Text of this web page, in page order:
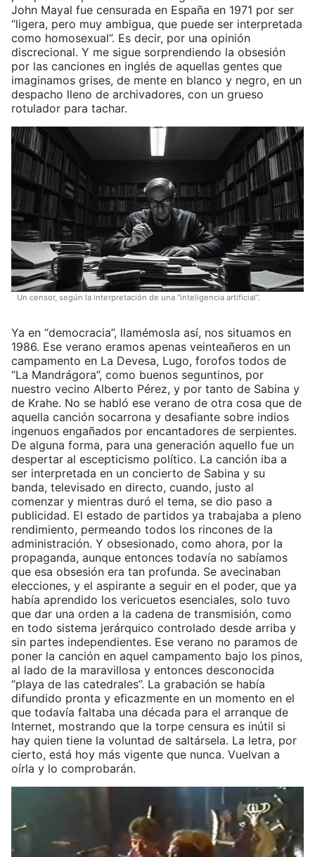
John Mayal fue censurada en España en 1971 por ser
“ligera, pero muy ambigua, que puede ser interpretada
como homosexual”. Es decir, por una opinión
discrecional. Y me sigue sorprendiendo la obsesión
por las canciones en inglés de aquellas gentes que
imaginamos grises, de mente en blanco y negro, en un
despacho lleno de archivadores, con un grueso
rotulador para tachar.
Un censor, según la interpretación de una “inteligencia artificial”.
Ya en “democracia”, llamémosla así, nos situamos en
1986. Ese verano eramos apenas veinteañeros en un
campamento en La Devesa, Lugo, forofos todos de
“La Mandrágora”, como buenos seguntinos, por
nuestro vecino Alberto Pérez, y por tanto de Sabina y
de Krahe. No se habló ese verano de otra cosa que de
aquella canción socarrona y desafiante sobre indios
ingenuos engañados por encantadores de serpientes.
De alguna forma, para una generación aquello fue un
despertar al escepticismo político. La canción iba a
ser interpretada en un concierto de Sabina y su
banda, televisado en directo, cuando, justo al
comenzar y mientras duró el tema, se dio paso a
publicidad. El estado de partidos ya trabajaba a pleno
rendimiento, permeando todos los rincones de la
administración. Y obsesionado, como ahora, por la
propaganda, aunque entonces todavía no sabíamos
que esa obsesión era tan profunda. Se avecinaban
elecciones, y el aspirante a seguir en el poder, que ya
había aprendido los vericuetos esenciales, solo tuvo
que dar una orden a la cadena de transmisión, como
en todo sistema jerárquico controlado desde arriba y
sin partes independientes. Ese verano no paramos de
poner la canción en aquel campamento bajo los pinos,
al lado de la maravillosa y entonces desconocida
“playa de las catedrales”. La grabación se había
difundido pronta y eficazmente en un momento en el
que todavía faltaba una década para el arranque de
Internet, mostrando que la torpe censura es inútil si
hay quien tiene la voluntad de saltársela. La letra, por
cierto, está hoy más vigente que nunca. Vuelvan a
oírla y lo comprobarán.